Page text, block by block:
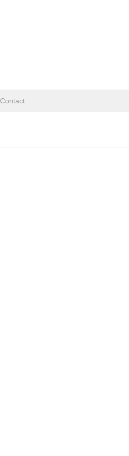
Contact